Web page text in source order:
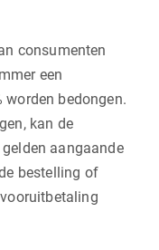
consumenten
een
bedongen.
kan de
aangaande
bestelling of